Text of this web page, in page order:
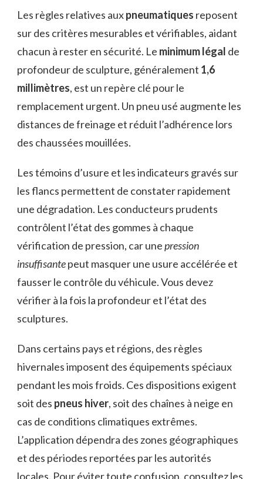
Les règles relatives auxpneumatiques reposent
sur des critères mesurables et vérifiables, aidant
chacun à rester en sécurité. Le minimum légal de
profondeur de sculpture, généralement 1,6
millimètres, est un repère clé pour le
remplacement urgent. Un pneu usé augmente les
distances de freinage et réduit l’adhérence lors
des chaussées mouillées.
Les témoins d’usure et les indicateurs gravés sur
les flancs permettent de constater rapidement
une dégradation. Les conducteurs prudents
contrôlent l’état des gommes à chaque
vérification de pression, car unepression
insuffisantepeut masquer une usure accélérée et
fausser le contrôle du véhicule. Vous devez
vérifier à la fois la profondeur et l’état des
sculptures.
Dans certains pays et régions, des règles
hivernales imposent des équipements spéciaux
pendant les mois froids. Ces dispositions exigent
soit des pneus hiver, soit des chaînes à neige en
cas de conditions climatiques extrêmes.
L’application dépendra des zones géographiques
et des périodes reportées par les autorités
locales. Pour éviter toute confusion, consultez les